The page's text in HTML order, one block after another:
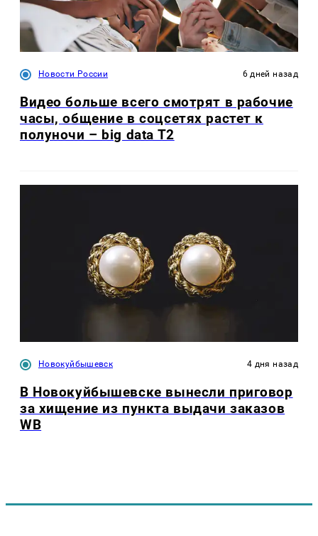
Новости России 6 дней назад
Видео больше всего смотрят в рабочие
часы, общение в соцсетях растет к
полуночи – big data T2
Новокуйбышевск 4 дня назад
В Новокуйбышевске вынесли приговор
за хищение из пункта выдачи заказов
WB